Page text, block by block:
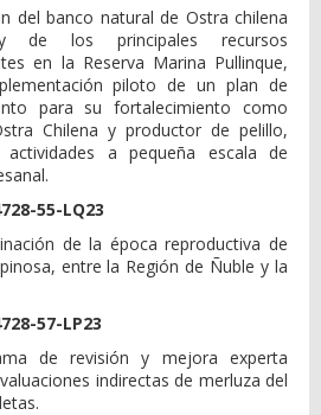
del banco natural de Ostra chilena
de los principales recursos
en la Reserva Marina Pullinque,
piloto de un plan de
para su fortalecimiento como
Chilena y productor de pelillo,
a pequeña escala de
.
55-LQ23
de la época reproductiva de
entre la Región de Ñuble y la
57-LP23
de revisión y mejora experta
indirectas de merluza del